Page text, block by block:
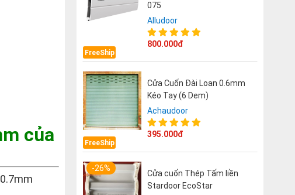
của
FreeShip
075
Alludoor
800.000đ
FreeShip
Cửa Cuốn Đài Loan 0.6mm
Kéo Tay (6 Dem)
Achaudoor
395.000đ
-26%
Cửa cuốn Thép Tấm liền
Stardoor EcoStar